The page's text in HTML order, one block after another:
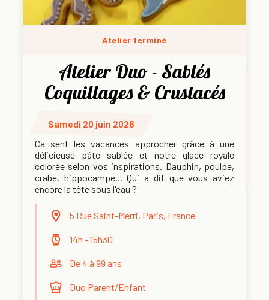
Atelier terminé
Atelier Duo - Sablés
Coquillages & Crustacés
Samedi 20 juin 2026
Ca sent les vacances approcher grâce à une
délicieuse pâte sablée et notre glace royale
colorée selon vos inspirations. Dauphin, poulpe,
crabe, hippocampe... Qui a dit que vous aviez
encore la tête sous l'eau ?
5 Rue Saint-Merri, Paris, France
14h - 15h30
De 4 à 99 ans
Duo Parent/Enfant